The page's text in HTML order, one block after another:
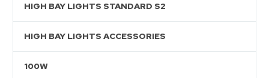
HIGH BAY LIGHTS STANDARD S2
HIGH BAY LIGHTS ACCESSORIES
100W